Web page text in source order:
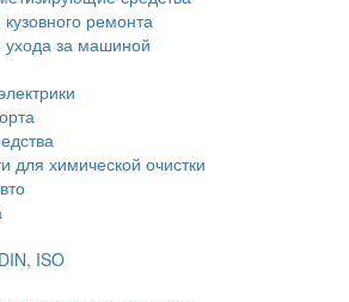
ремонта
за машиной
для химической очистки
ISO